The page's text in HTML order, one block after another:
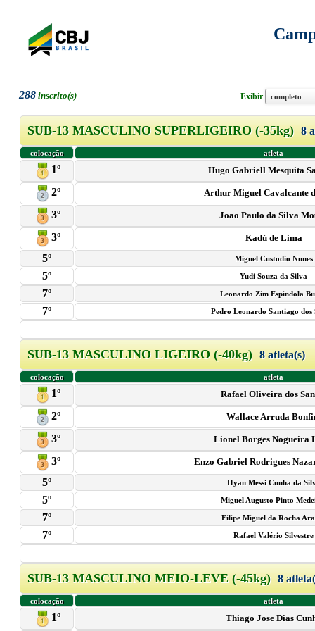
288inscrito(s) Exibir
SUB-13 MASCULINO SUPERLIGEIRO (-35kg)8
colocação atleta
1º Hugo Gabriell Mesquita
2º Arthur Miguel Cavalcante
3º Joao Paulo da Silva
3º Kadú de Lima
5º Miguel Custodio Nunes
5º Yudi Souza da Silva
7º Leonardo Zim Espindola
7º Pedro Leonardo Santiago dos
SUB-13 MASCULINO LIGEIRO (-40kg)8 atleta(s)
colocação atleta
1º Rafael Oliveira dos
2º Wallace Arruda
3º Lionel Borges Nogueira
3º Enzo Gabriel Rodrigues
5º Hyan Messi Cunha da
5º Miguel Augusto Pinto
7º Filipe Miguel da Rocha
7º Rafael Valério Silvestre
SUB-13 MASCULINO MEIO-LEVE (-45kg)8
colocação atleta
1º Thiago Jose Dias